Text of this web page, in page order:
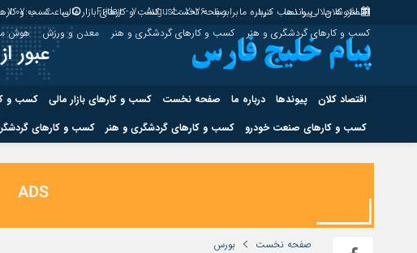
افزونه جلالی را نصب کنید. برابر با : Friday - 7 - August - 2026 ساعت :7:07:01 اقتصاد کلان پیوندها درباره ما صفحه نخست کسب و کارهای بازار مالی کسب و
کسب و کارهای گردشگری و هنر
کسب و کارهای گردشگری و هنر معدن و ورزش هوش
عبور
اقتصاد کلان پیوندها درباره ما صفحه نخست کسب و کارهای بازار مالی کسب و
کسب و کارهای صنعت خودرو
کسب و کارهای گردشگری و هنر کسب و کارهای
اقتصاد کلان پیوندها
کسب و کارهای حوزه کشاورزی
صفحه نخست بورس